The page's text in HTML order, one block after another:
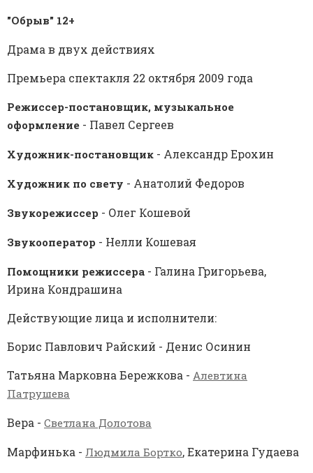
"Обрыв" 12+
Драма в двух действиях
Премьера спектакля 22 октября 2009 года
Режиссер-постановщик, музыкальное
оформление - Павел Сергеев
Художник-постановщик - Александр Ерохин
Художник по свету - Анатолий Федоров
Звукорежиссер - Олег Кошевой
Звукооператор - Нелли Кошевая
Помощники режиссера - Галина Григорьева,
Ирина Кондрашина
Действующие лица и исполнители:
Борис Павлович Райский - Денис Осинин
Татьяна Марковна Бережкова - Алевтина
Патрушева
Вера - Светлана Долотова
Марфинька - Людмила Бортко, Екатерина Гудаева